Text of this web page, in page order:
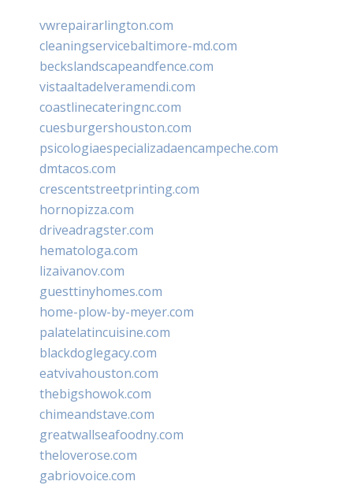
vwrepairarlington.com
cleaningservicebaltimore-md.com
beckslandscapeandfence.com
vistaaltadelveramendi.com
coastlinecateringnc.com
cuesburgershouston.com
psicologiaespecializadaencampeche.com
dmtacos.com
crescentstreetprinting.com
hornopizza.com
driveadragster.com
hematologa.com
lizaivanov.com
guesttinyhomes.com
home-plow-by-meyer.com
palatelatincuisine.com
blackdoglegacy.com
eatvivahouston.com
thebigshowok.com
chimeandstave.com
greatwallseafoodny.com
theloverose.com
gabriovoice.com